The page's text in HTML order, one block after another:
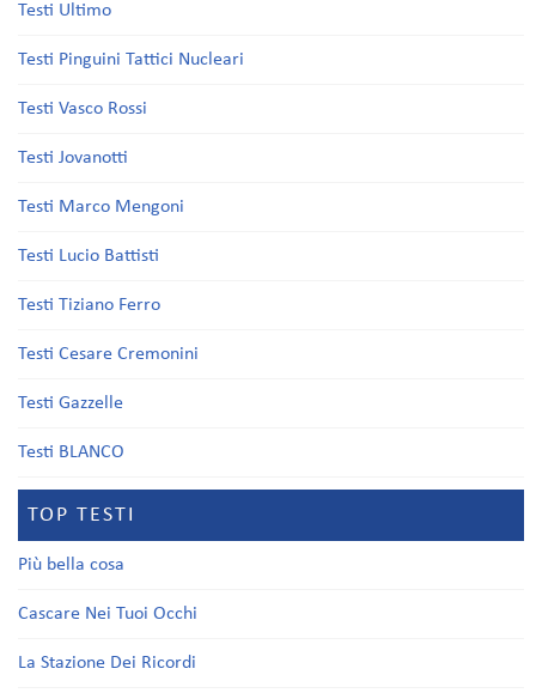
Testi Ultimo
Testi Pinguini Tattici Nucleari
Testi Vasco Rossi
Testi Jovanotti
Testi Marco Mengoni
Testi Lucio Battisti
Testi Tiziano Ferro
Testi Cesare Cremonini
Testi Gazzelle
Testi BLANCO
TOP TESTI
Più bella cosa
Cascare Nei Tuoi Occhi
La Stazione Dei Ricordi